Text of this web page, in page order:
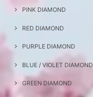
PINK DIAMOND
RED DIAMOND
PURPLE DIAMOND
BLUE / VIOLET DIAMOND
GREEN DIAMOND